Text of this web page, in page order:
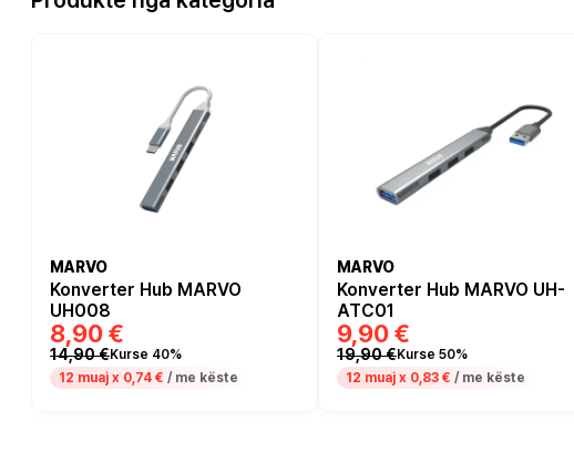
MARVO
Konverter Hub MARVO
UH008
8,90 €
14,90 €Kurse 40%
12 muaj x 0,74 € / me këste
MARVO
Konverter Hub MARVO UH-
ATC01
9,90 €
19,90 €Kurse 50%
12 muaj x 0,83 € / me këste